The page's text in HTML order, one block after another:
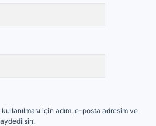
için adım, e-posta adresim ve